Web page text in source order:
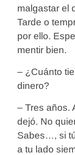
malgastar el
Tarde o
por ello.
mentir bien.
– ¿Cuánto
dinero?
– Tres años.
dejó. No
Sabes…, si
a tu lado